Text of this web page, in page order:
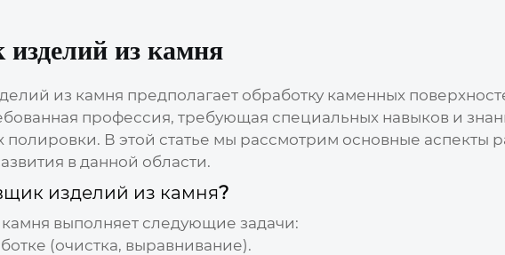
из камня
из камня предполагает обработку каменных
профессия, требующая специальных навыков и
полировки. В этой статье мы рассмотрим основные аспекты
в данной области.
изделий из камня?
выполняет следующие задачи:
(очистка, выравнивание).